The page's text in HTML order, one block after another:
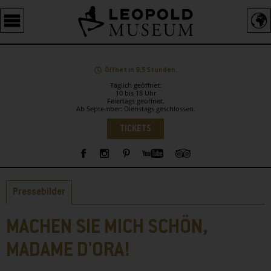
Barrierefreie
Bedienung
der
Öffnet in 9,5 Stunden.
Täglich geöffnet:
10 bis 18 Uhr
Feiertags geöffnet.
Ab September: Dienstags geschlossen.
TICKETS
Sidebar
Reiter
Pressebilder
MACHEN SIE MICH SCHÖN,
MADAME D'ORA!